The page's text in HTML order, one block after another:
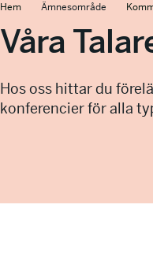
Hem Ämnesområde
Våra
Hos oss hittar du
konferencier för alla